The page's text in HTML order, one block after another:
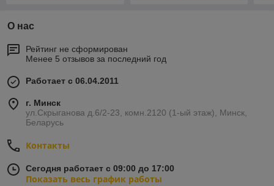
О нас
Рейтинг не сформирован
Менее 5 отзывов за последний год
Работает с 06.04.2011
г. Минск
ул.Скрыганова д.6/2-23, комн.2120 (1-ый этаж), Минск,
Беларусь
Контакты
Сегодня работает с 09:00 до 17:00
Показать весь график работы